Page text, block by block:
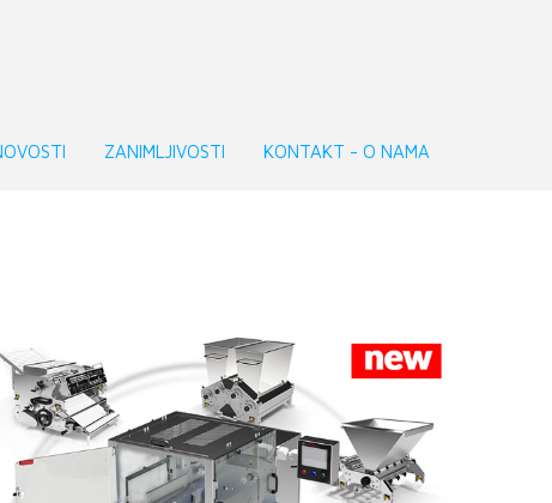
ZANIMLJIVOSTI KONTAKT - O NAMA